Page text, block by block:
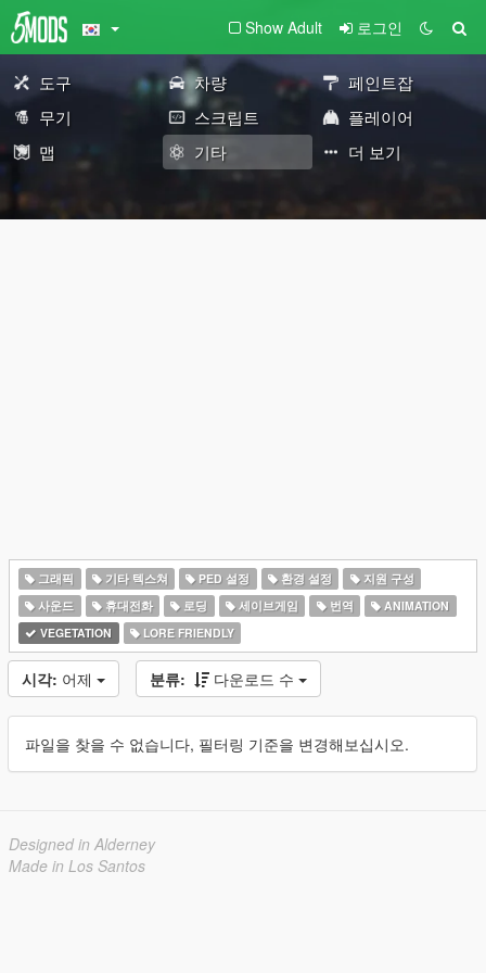
Show Adult 로그인
도구 차량
페인트잡
무기
스크립트
플레이어
맵
기타 더 보기
그래픽 기타 텍스쳐 PED 설정 환경 설정
지원 구성
사운드
휴대전화 로딩 세이브게임 번역
ANIMATION
VEGETATION
LORE FRIENDLY
시각: 어제 분류: 다운로드 수
파일을 찾을 수 없습니다, 필터링 기준을 변경해보십시오.
Designed in Alderney
Made in Los Santos